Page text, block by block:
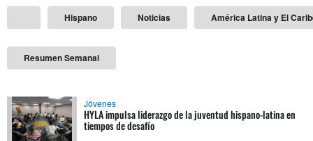
Hispano Noticias América Latina y El
Resumen Semanal
Jóvenes
HYLA impulsa liderazgo de la juventud hispano-latina en
tiempos de desafío